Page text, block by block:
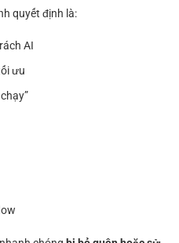
quyết định là:
AI
ưu